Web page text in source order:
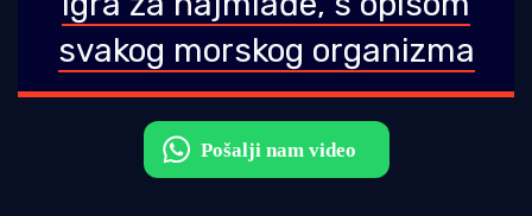
svakog morskog organizma